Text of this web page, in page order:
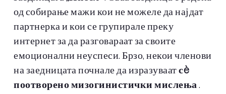
од собирање мажи кои не можеле да најдат
партнерка и кои се групирале преку
интернет за да разговараат за своите
емоционални неуспеси. Брзо, некои членови
на заедницата почнале да изразуваатсè
поотворено мизогинистички мислења .